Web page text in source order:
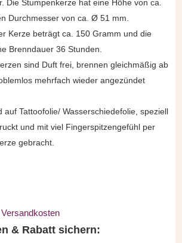
Die Stumpenkerze hat eine Höhe von ca.
Durchmesser von ca. Ø 51 mm.
Kerze beträgt ca. 150 Gramm und die
Brenndauer 36 Stunden.
sind Duft frei, brennen gleichmäßig ab
mehrfach wieder angezündet
auf Tattoofolie/ Wasserschiedefolie, speziell
und mit viel Fingerspitzengefühl per
gebracht.
Versandkosten
& Rabatt sichern: